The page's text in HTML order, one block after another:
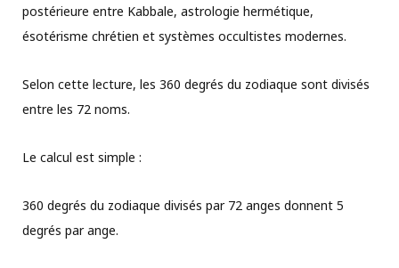
postérieure entre Kabbale, astrologie hermétique,
ésotérisme chrétien et systèmes occultistes modernes.
Selon cette lecture, les 360 degrés du zodiaque sont divisés
entre les 72 noms.
Le calcul est simple :
360 degrés du zodiaque divisés par 72 anges donnent 5
degrés par ange.